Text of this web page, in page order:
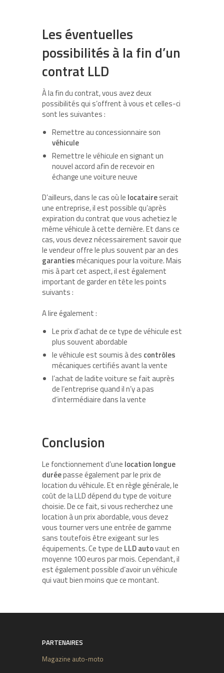
Les éventuelles
possibilités à la fin d’un
contrat LLD
À la fin du contrat, vous avez deux
possibilités qui s’offrent à vous et celles-ci
sont les suivantes :
Remettre au concessionnaire son
véhicule
Remettre le véhicule en signant un
nouvel accord afin de recevoir en
échange une voiture neuve
D’ailleurs, dans le cas où le locataireserait
une entreprise, il est possible qu’après
expiration du contrat que vous achetiez le
même véhicule à cette dernière. Et dans ce
cas, vous devez nécessairement savoir que
le vendeur offre le plus souvent par an des
garantiesmécaniques pour la voiture. Mais
mis à part cet aspect, il est également
important de garder en tête les points
suivants :
A lire également :
Le prix d’achat de ce type de véhicule est
plus souvent abordable
le véhicule est soumis à des contrôles
mécaniques certifiés avant la vente
l’achat de ladite voiture se fait auprès
de l’entreprise quand il n’y a pas
d’intermédiaire dans la vente
Conclusion
Le fonctionnement d’une location longue
duréepasse également par le prix de
location du véhicule. Et en règle générale, le
coût de la LLD dépend du type de voiture
choisie. De ce fait, si vous recherchez une
location à un prix abordable, vous devez
vous tourner vers une entrée de gamme
sans toutefois être exigeant sur les
équipements. Ce type de LLD autovaut en
moyenne 100 euros par mois. Cependant, il
est également possible d’avoir un véhicule
qui vaut bien moins que ce montant.
PARTENAIRES
Magazine auto-moto